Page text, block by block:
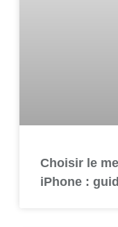
Choisir le
iPhone :